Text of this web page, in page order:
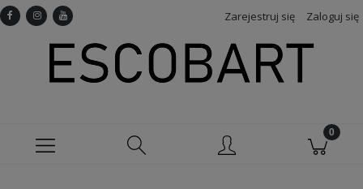
Zarejestruj się Zaloguj się